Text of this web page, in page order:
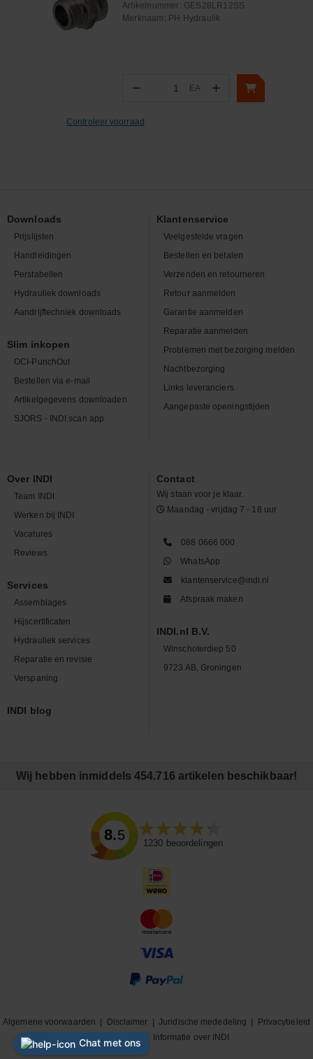
Artikelnummer: GES28LR12SS
Merknaam: PH Hydraulik
− Aantal
EA +
Controleer voorraad
Downloads
Prijslijsten
Handleidingen
Perstabellen
Hydrauliek downloads
Aandrijftechniek downloads
Slim inkopen
OCI-PunchOut
Bestellen via e-mail
Artikelgegevens downloaden
SJORS - INDI scan app
Klantenservice
Veelgestelde vragen
Bestellen en betalen
Verzenden en retourneren
Retour aanmelden
Garantie aanmelden
Reparatie aanmelden
Problemen met bezorging melden
Nachtbezorging
Links leveranciers
Aangepaste openingstijden
Over INDI
Team INDI
Werken bij INDI
Vacatures
Reviews
Services
Assemblages
Hijscertificaten
Hydrauliek services
Reparatie en revisie
Verspaning
INDI blog
Contact
Wij staan voor je klaar.
Maandag - vrijdag 7 - 18 uur
088 0666 000
WhatsApp
klantenservice@indi.nl
Afspraak maken
INDI.nl B.V.
Winschoterdiep 50
9723 AB, Groningen
Wij hebben inmiddels 454.716 artikelen beschikbaar!
8.5
1230 beoordelingen
Algemene voorwaarden Disclaimer |Juridische mededeling
Privacybeleid
|
Cookiebeleid Informatie over INDI